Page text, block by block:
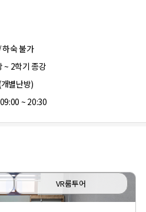
하숙 불가
~ 2학기 종강
별난방)
~ 20:30
VR룸투어